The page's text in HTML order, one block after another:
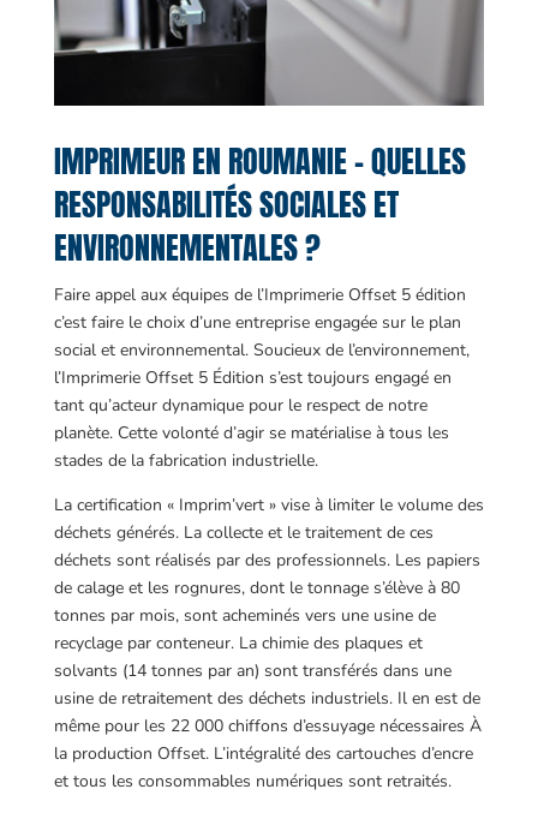
IMPRIMEUR EN ROUMANIE – QUELLES
RESPONSABILITÉS SOCIALES ET
ENVIRONNEMENTALES ?
Faire appel aux équipes de l’Imprimerie Offset 5 édition
c’est faire le choix d’une entreprise engagée sur le plan
social et environnemental. Soucieux de l’environnement,
l’Imprimerie Offset 5 Édition s’est toujours engagé en
tant qu’acteur dynamique pour le respect de notre
planète. Cette volonté d’agir se matérialise à tous les
stades de la fabrication industrielle.
La certification « Imprim’vert » vise à limiter le volume des
déchets générés. La collecte et le traitement de ces
déchets sont réalisés par des professionnels. Les papiers
de calage et les rognures, dont le tonnage s’élève à 80
tonnes par mois, sont acheminés vers une usine de
recyclage par conteneur. La chimie des plaques et
solvants (14 tonnes par an) sont transférés dans une
usine de retraitement des déchets industriels. Il en est de
même pour les 22 000 chiffons d’essuyage nécessaires À
la production Offset. L’intégralité des cartouches d’encre
et tous les consommables numériques sont retraités.